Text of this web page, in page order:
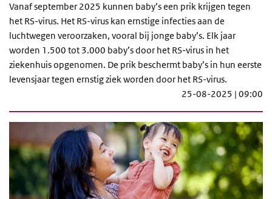
Vanaf september 2025 kunnen baby’s een prik krijgen tegen
het RS-virus. Het RS-virus kan ernstige infecties aan de
luchtwegen veroorzaken, vooral bij jonge baby’s. Elk jaar
worden 1.500 tot 3.000 baby’s door het RS-virus in het
ziekenhuis opgenomen. De prik beschermt baby’s in hun eerste
levensjaar tegen ernstig ziek worden door het RS-virus.
25-08-2025 | 09:00